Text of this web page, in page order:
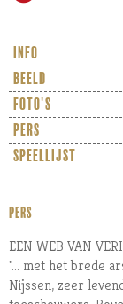
info
beeld
foto's
pers
speellijst
PERS
EEN WEB VAN
"... met het brede
Nijssen, zeer